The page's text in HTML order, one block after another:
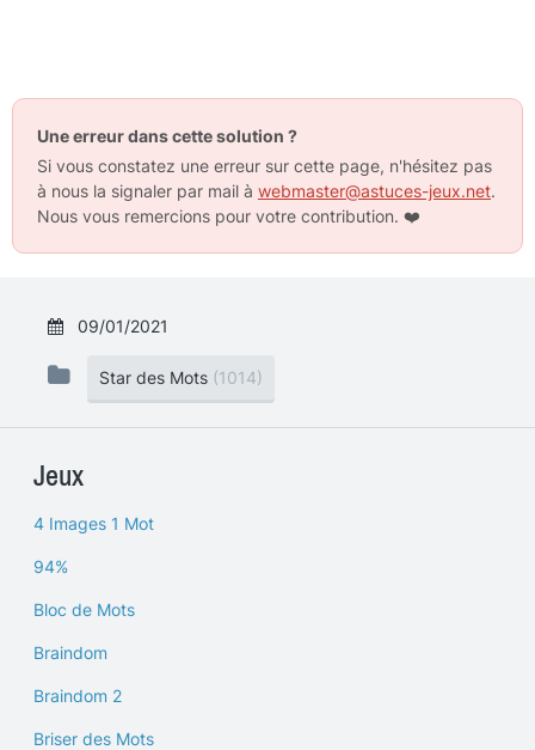
Une erreur dans cette solution ?
Si vous constatez une erreur sur cette page, n'hésitez pas
à nous la signaler par mail à webmaster@astuces-jeux.net.
Nous vous remercions pour votre contribution. ❤️
09/01/2021
Star des Mots (1014)
Jeux
4 Images 1 Mot
94%
Bloc de Mots
Braindom
Braindom 2
Briser des Mots